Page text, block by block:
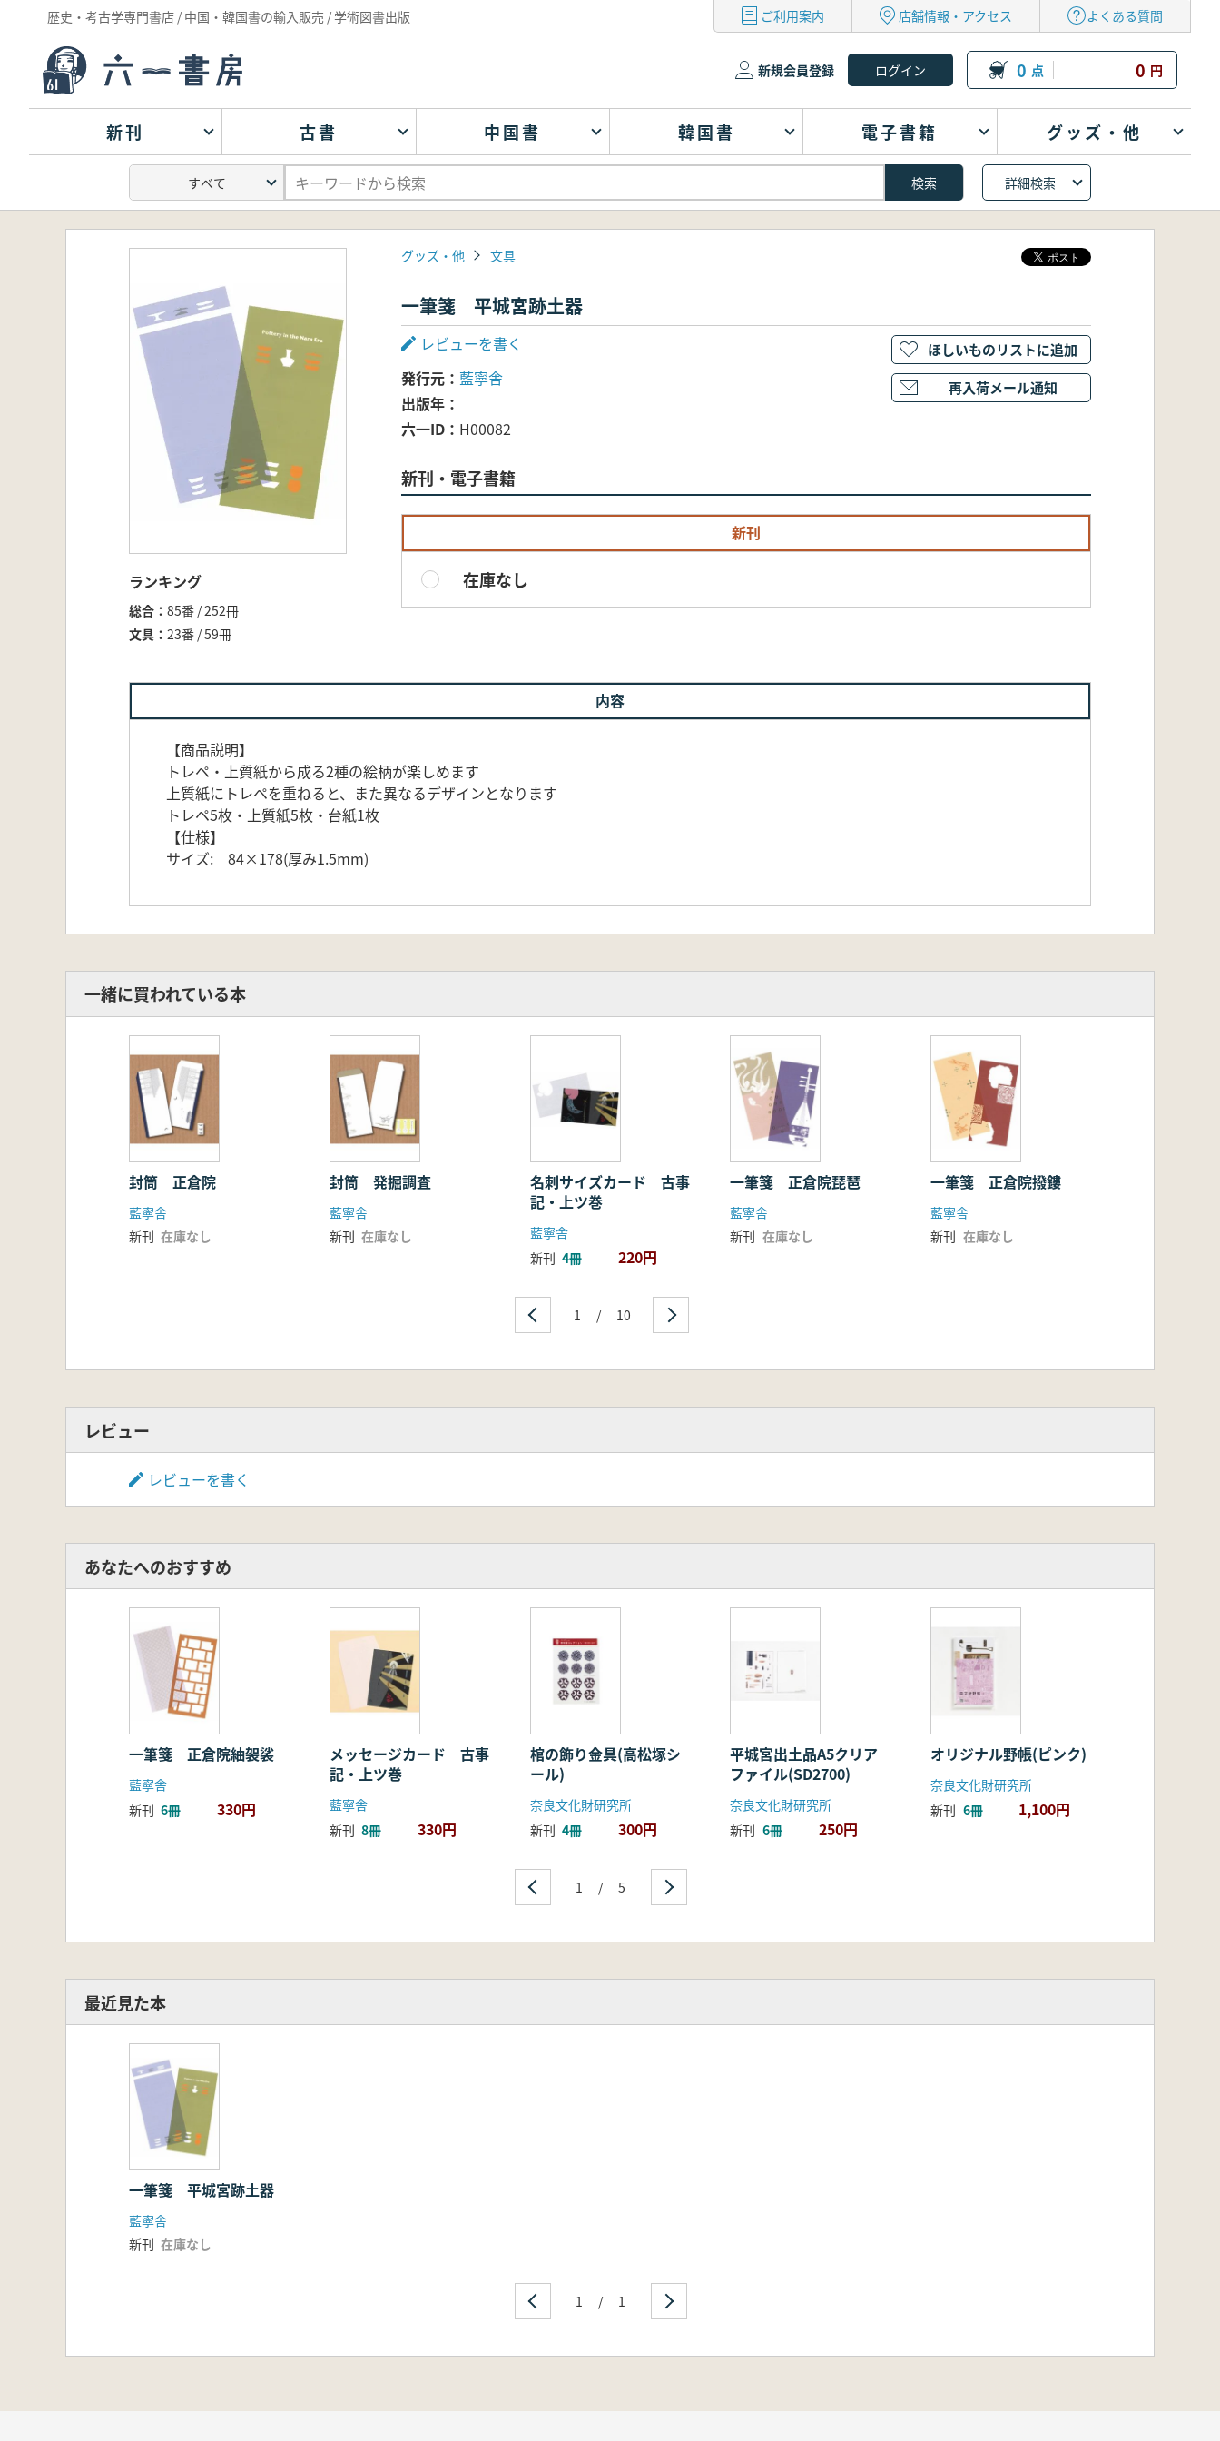
歴史・考古学専門書店 / 中国・韓国書の輸入販売 / 学術図書出版 ご利用案内 店舗情報・アクセス よくある質問
新規会員登録 0 点 0 円
新刊 古書 中国書 韓国書 電子書籍 グッズ・他
詳細検索
ランキング
総合
85番 / 252冊
文具
23番 / 59冊
グッズ・他 文具
一筆箋 平城宮跡土器
レビューを書く
発行元
藍寧舎
出版年
六一ID
H00082
新刊・電子書籍
新刊
在庫なし
ほしいものリストに追加
再入荷メール通知
内容
【商品説明】
トレペ・上質紙から成る2種の絵柄が楽しめます
上質紙にトレペを重ねると、また異なるデザインとなります
トレペ5枚・上質紙5枚・台紙1枚
【仕様】
サイズ: 84×178(厚み1.5mm)
一緒に買われている本
封筒 正倉院
藍寧舎
新刊 在庫なし
封筒 発掘調査
藍寧舎
新刊 在庫なし
名刺サイズカード 古事
記・上ツ巻
藍寧舎
新刊 4冊 220円
一筆箋 正倉院琵琶
藍寧舎
新刊 在庫なし
一筆箋 正倉院撥鏤
藍寧舎
新刊 在庫なし
1 / 10
レビュー
レビューを書く
あなたへのおすすめ
一筆箋 正倉院紬袈裟
藍寧舎
新刊 6冊 330円
メッセージカード 古事
記・上ツ巻
藍寧舎
新刊 8冊 330円
棺の飾り金具(高松塚シ
ール)
奈良文化財研究所
新刊 4冊 300円
平城宮出土品A5クリア
ファイル(SD2700)
奈良文化財研究所
新刊 6冊 250円
オリジナル野帳(ピンク)
奈良文化財研究所
新刊 6冊 1,100円
1 / 5
最近見た本
一筆箋 平城宮跡土器
藍寧舎
新刊 在庫なし
1 / 1